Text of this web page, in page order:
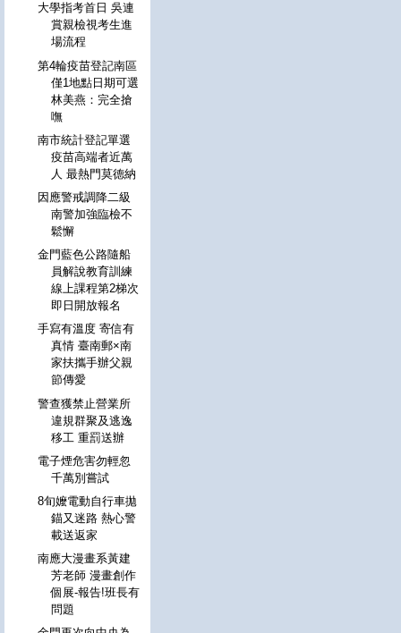
大學指考首日 吳連
賞親檢視考生進
場流程
第4輪疫苗登記南區
僅1地點日期可選
林美燕：完全搶
嘸
南市統計登記單選
疫苗高端者近萬
人 最熱門莫德納
因應警戒調降二級
南警加強臨檢不
鬆懈
金門藍色公路隨船
員解說教育訓練
線上課程第2梯次
即日開放報名
手寫有溫度 寄信有
真情 臺南郵×南
家扶攜手辦父親
節傳愛
警查獲禁止營業所
違規群聚及逃逸
移工 重罰送辦
電子煙危害勿輕忽
千萬別嘗試
8旬嬤電動自行車拋
錨又迷路 熱心警
載送返家
南應大漫畫系黃建
芳老師 漫畫創作
個展-報告!班長有
問題